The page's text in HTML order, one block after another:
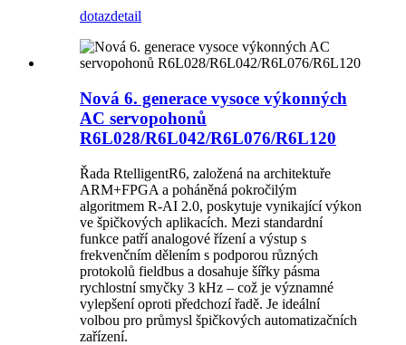
dotazdetail
Nová 6. generace vysoce výkonných
AC servopohonů
R6L028/R6L042/R6L076/R6L120
Řada RtelligentR6, založená na architektuře
ARM+FPGA a poháněná pokročilým
algoritmem R-AI 2.0, poskytuje vynikající výkon
ve špičkových aplikacích. Mezi standardní
funkce patří analogové řízení a výstup s
frekvenčním dělením s podporou různých
protokolů fieldbus a dosahuje šířky pásma
rychlostní smyčky 3 kHz – což je významné
vylepšení oproti předchozí řadě. Je ideální
volbou pro průmysl špičkových automatizačních
zařízení.